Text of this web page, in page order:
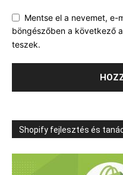
Mentse el a nevemet, e-
böngészőben a következő
teszek.
Shopify fejlesztés és